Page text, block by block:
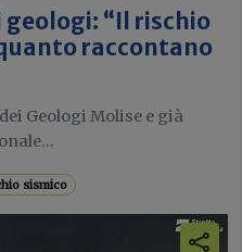
“Il rischio
raccontano
Geologi Molise e già
sismico